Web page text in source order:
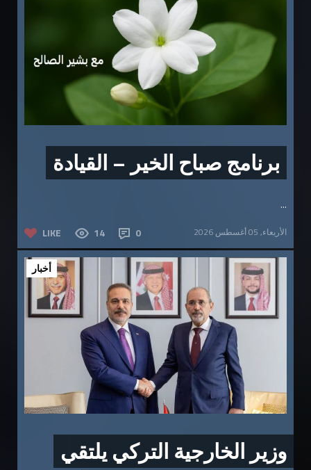
برنامج صباح الخير – القيادة
...
LIKE 14 0 الأربعاء, 05 أغسطس 2026
أخبار
وزير الخارجية التركي يلتقي